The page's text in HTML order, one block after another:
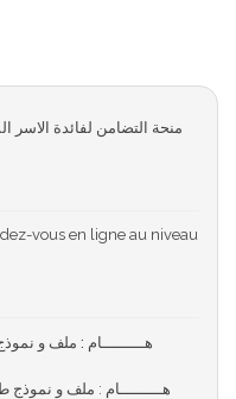
منحة التضامن لفائدة الاسر
vous en ligne au niveau
هـــــــــام : ملف و